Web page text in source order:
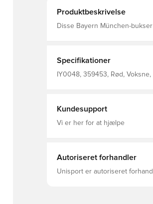
Produktbeskrivelse
Disse Bayern München-
Slank pasform 52%
Specifikationer
IY0048, 359453, Rød,
Kundesupport
Vi er her for at hjælpe
Autoriseret forhandler
Unisport er autoriseret